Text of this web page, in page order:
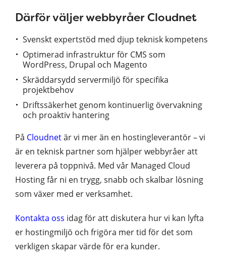
Därför väljer webbyråer Cloudnet
Svenskt expertstöd med djup teknisk kompetens
Optimerad infrastruktur för CMS som
WordPress, Drupal och Magento
Skräddarsydd servermiljö för specifika
projektbehov
Driftssäkerhet genom kontinuerlig övervakning
och proaktiv hantering
På Cloudnetär vi mer än en hostingleverantör – vi
är en teknisk partner som hjälper webbyråer att
leverera på toppnivå. Med vår Managed Cloud
Hosting får ni en trygg, snabb och skalbar lösning
som växer med er verksamhet.
Kontakta oss idag för att diskutera hur vi kan lyfta
er hostingmiljö och frigöra mer tid för det som
verkligen skapar värde för era kunder.